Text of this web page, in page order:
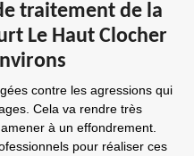
traitement de la
Le Haut Clocher
contre les agressions qui
Cela va rendre très
à un effondrement.
pour réaliser ces